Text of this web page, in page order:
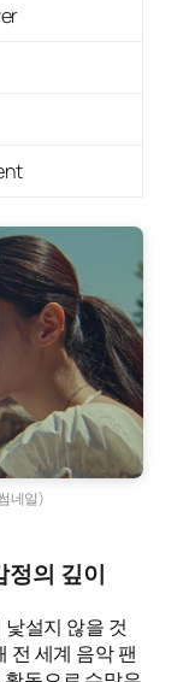
네일)
정의 깊이
설지 않을 것
전 세계 음악 팬